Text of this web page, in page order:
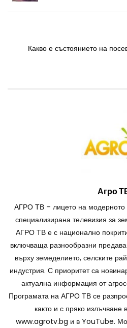
Какво е състоянието на
Агро
АГРО ТВ – лицето на модерното
специализирана телевизия за
АГРО ТВ е с национално
включваща разнообразни
върху земеделието, селските
индустрия. С приоритет са
актуална информация от
Програмата на АГРО ТВ се
както и с пряко излъчване
www.agrotv.bg и в YouTube.